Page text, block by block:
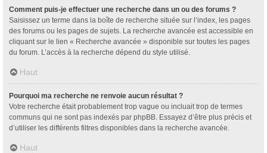
Comment puis-je effectuer une recherche dans un ou des forums ?
Saisissez un terme dans la boîte de recherche située sur l’index, les pages
des forums ou les pages de sujets. La recherche avancée est accessible en
cliquant sur le lien « Recherche avancée » disponible sur toutes les pages
du forum. L’accès à la recherche dépend du style utilisé.
Haut
Pourquoi ma recherche ne renvoie aucun résultat ?
Votre recherche était probablement trop vague ou incluait trop de termes
communs qui ne sont pas indexés par phpBB. Essayez d’être plus précis et
d’utiliser les différents filtres disponibles dans la recherche avancée.
Haut